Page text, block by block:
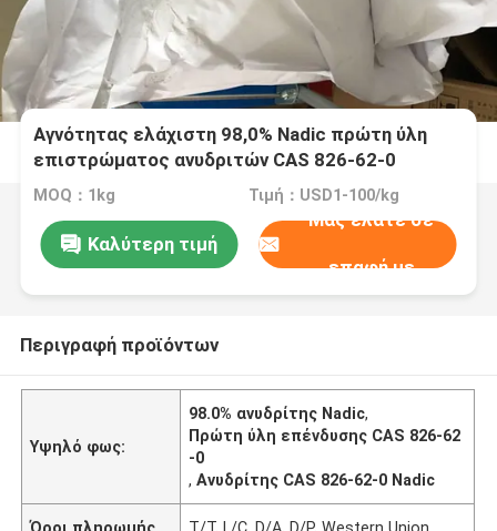
Αγνότητας ελάχιστη 98,0% Nadic πρώτη ύλη
επιστρώματος ανυδριτών CAS 826-62-0
λαστιχένια
MOQ：1kg Τιμή：USD1-100/kg
Καλύτερη τιμή
Μας ελάτε σε
επαφή με
Περιγραφή προϊόντων
Υψηλό φως:
98.0% ανυδρίτης Nadic,
Πρώτη ύλη επένδυσης CAS 826-62
-0
,Ανυδρίτης CAS 826-62-0 Nadic
Όροι πληρωμής T/T, L/C, D/A, D/P, Western Union